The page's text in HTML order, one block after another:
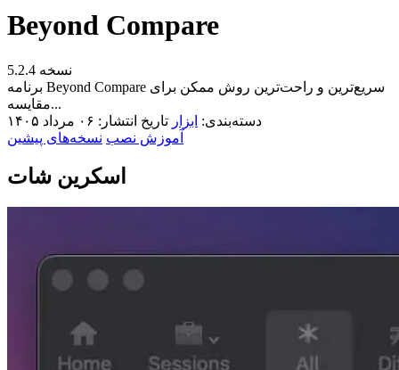
Beyond Compare
نسخه 5.2.4
برنامه Beyond Compare سریع‌ترین و راحت‌ترین روش ممکن برای
مقایسه...
دسته‌بندی: ابزار تاریخ انتشار: ۰۶ مرداد ۱۴۰۵
آموزش نصب نسخه‌های پیشین
اسکرین شات